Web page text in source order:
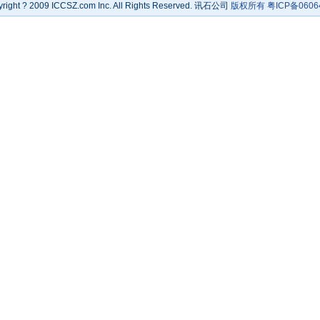
?2009 ICCSZ.com Inc. All Rights Reserved. 讯石公司 版权所有 粤ICP备